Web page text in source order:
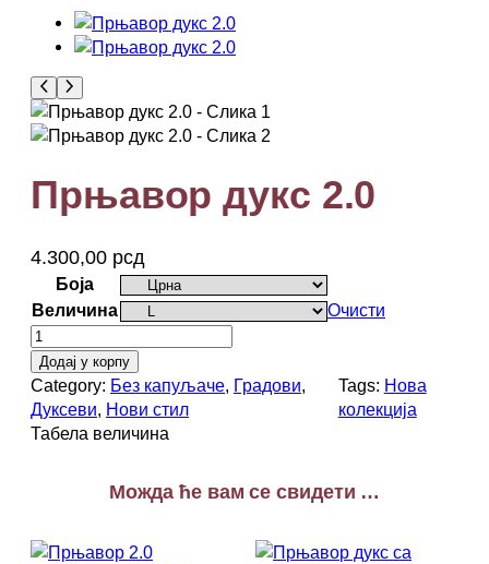
Прњавор дукс 2.0
4.300,00 рсд
Боја
Величина
Очисти
П
р
њ
а
в
к
Додај у корпу
Category: Без капуљаче, Градови
Дуксеви, Нови стил
Tags: Нова
колекција
Табела величина
Можда ће вам се свидети …